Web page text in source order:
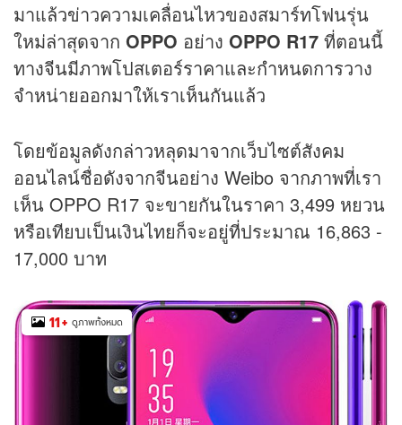
มาแล้วข่าวความเคลื่อนไหวของสมาร์ทโฟนรุ่น
ใหม่ล่าสุดจาก OPPO อย่าง OPPO R17 ที่ตอนนี้
ทางจีนมีภาพโปสเตอร์ราคาและกำหนดการวาง
จำหน่ายออกมาให้เราเห็นกันแล้ว
โดยข้อมูลดังกล่าวหลุดมาจากเว็บไซต์สังคม
ออนไลน์ชื่อดังจากจีนอย่าง Weibo จากภาพที่เรา
เห็น OPPO R17 จะขายกันในราคา 3,499 หยวน
หรือเทียบเป็นเงินไทยก็จะอยู่ที่ประมาณ 16,863 -
17,000 บาท
11+ ดูภาพทั้งหมด